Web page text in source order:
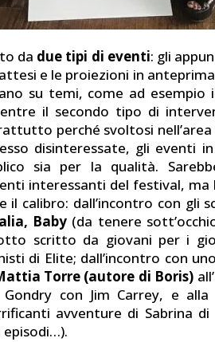
da due tipi di eventi: gli
e le proiezioni in
su temi, come ad
il secondo tipo di
perché svoltosi
disinteressate, gli eventi
sia per la qualità.
interessanti del festival, ma
il calibro: dall’incontro con gli
Baby (da tenere
scritto da giovani per i
di Elite; dall’incontro con
Torre (autore di Boris)
con Jim Carrey, e
avventure di Sabrina
episodi…).